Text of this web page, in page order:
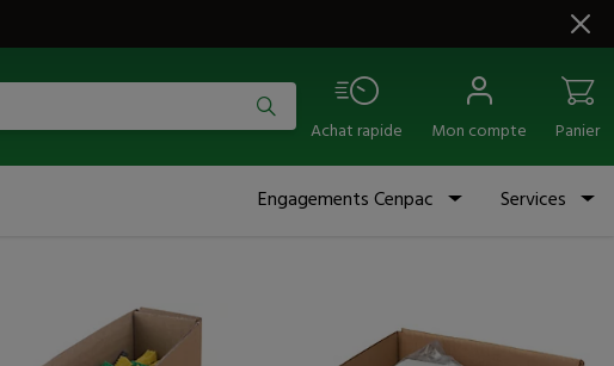
Achat rapide Mon compte Panier
Engagements Cenpac Services
MEILLEUR PRIX